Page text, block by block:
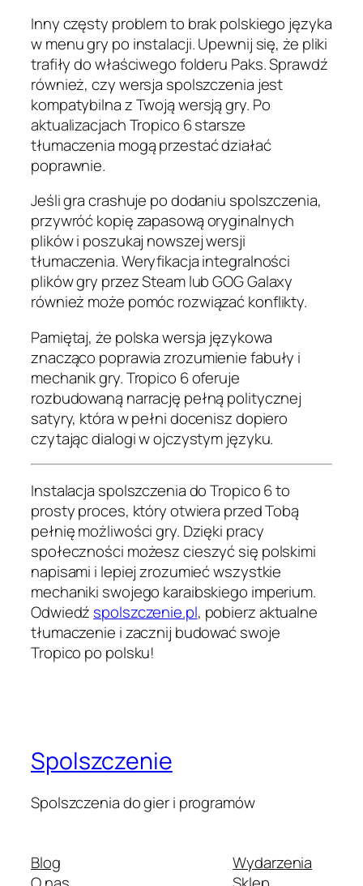
Inny częsty problem to brak polskiego języka
w menu gry po instalacji. Upewnij się, że pliki
trafiły do właściwego folderu Paks. Sprawdź
również, czy wersja spolszczenia jest
kompatybilna z Twoją wersją gry. Po
aktualizacjach Tropico 6 starsze
tłumaczenia mogą przestać działać
poprawnie.
Jeśli gra crashuje po dodaniu spolszczenia,
przywróć kopię zapasową oryginalnych
plików i poszukaj nowszej wersji
tłumaczenia. Weryfikacja integralności
plików gry przez Steam lub GOG Galaxy
również może pomóc rozwiązać konflikty.
Pamiętaj, że polska wersja językowa
znacząco poprawia zrozumienie fabuły i
mechanik gry. Tropico 6 oferuje
rozbudowaną narrację pełną politycznej
satyry, która w pełni docenisz dopiero
czytając dialogi w ojczystym języku.
Instalacja spolszczenia do Tropico 6 to
prosty proces, który otwiera przed Tobą
pełnię możliwości gry. Dzięki pracy
społeczności możesz cieszyć się polskimi
napisami i lepiej zrozumieć wszystkie
mechaniki swojego karaibskiego imperium.
Odwiedź spolszczenie.pl, pobierz aktualne
tłumaczenie i zacznij budować swoje
Tropico po polsku!
Spolszczenie
Spolszczenia do gier i programów
Blog
Wydarzenia